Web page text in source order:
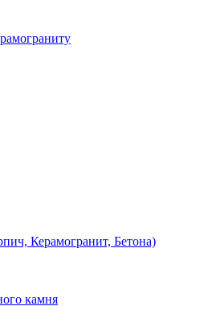
Керамогранит, Бетона)
камня